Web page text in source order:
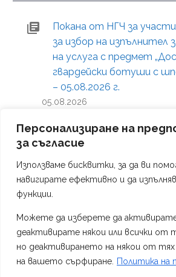
Персонализиране на
за съгласие
Използваме бисквитки, за да ви
навигирате ефективно и да
функции.
Можете да изберете да
деактивирате някои или всички от
но деактивирането на някои от
на вашето сърфиране.
Политика на
Покана от НГЧ за
за избор на изпълнител
на услуга с предмет
гвардейски ботуши с
– 05.08.2026 г.
05.08.2026
Политика на
Изработка на сайт от